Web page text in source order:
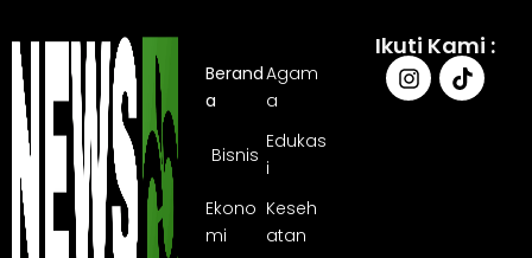
Berand
a
Agam
a
Bisnis
Edukas
i
Ekono
mi
Keseh
atan
Ikuti Kami :